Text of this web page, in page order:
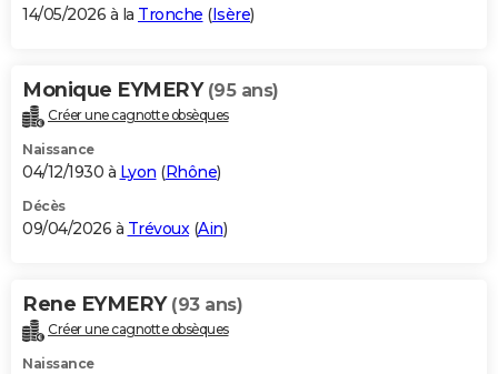
BONS PLANS
Carte de Noël
Carte Bonne année
Carte Saint-Valentin
Carte Pâques
Carte d'anniversaire
DICTIONNAIRE
Dictionnaire
Biographies
Citations
Expressions
Proverbes
PROGRAMME TV
S'inscrire
Se connecter
Lycées
Collèges
Primaires
Universités
Entreprises
Service militaire
Avis de recherche
AVIS DE DÉCÈS
Bricolage
Lifestyle
Culture
Sport
Auto
Television
Voyage
Cinema
14/05/2026 à la Tronche (Isère)
Monique EYMERY (95 ans)
Créer une cagnotte obsèques
Naissance
04/12/1930 à Lyon (Rhône)
Décès
09/04/2026 à Trévoux(Ain)
Rene EYMERY (93 ans)
Créer une cagnotte obsèques
Naissance